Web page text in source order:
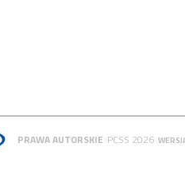
PRAWA AUTORSKIE PCSS 2026